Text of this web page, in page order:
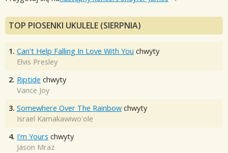
TOP PIOSENKI UKULELE (SIERPNIA)
1. Can't Help Falling In Love With You chwyty
Elvis Presley
2. Riptide chwyty
Vance Joy
3. Somewhere Over The Rainbow chwyty
Israel Kamakawiwo'ole
4. I'm Yours chwyty
Jason Mraz